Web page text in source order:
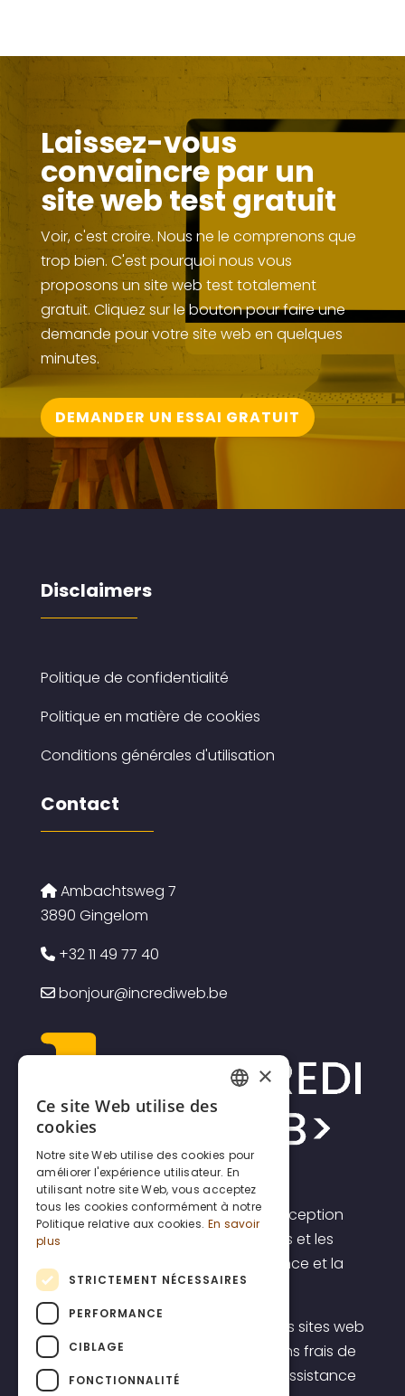
Laissez-vous
convaincre par un
site web test gratuit
Voir, c'est croire. Nous ne le comprenons que
trop bien. C'est pourquoi nous vous
proposons un site web test totalement
gratuit. Cliquez sur le bouton pour faire une
demande pour votre site web en quelques
minutes.
DEMANDER UN ESSAI GRATUIT
Disclaimers
Politique de confidentialité
Politique en matière de cookies
Conditions générales d'utilisation
Contact
Ambachtsweg 7
3890 Gingelom
+32 11 49 77 40
bonjour@incrediweb.be
Incrediweb est une agence de conception
de sites web pour les indépendants et les
PME. Nous croyons en la transparence et la
prévisibilité.
C'est pourquoi nous proposons des sites web
à un prix forfaitaire transparent, sans frais de
démarrage élevés, y compris une assistance
DUTCH
ENGLISH
×
Ce site Web utilise des
cookies
Notre site Web utilise des cookies pour
améliorer l'expérience utilisateur. En
utilisant notre site Web, vous acceptez
tous les cookies conformément à notre
Politique relative aux cookies. En savoir
plus
STRICTEMENT NÉCESSAIRES
PERFORMANCE
CIBLAGE
FONCTIONNALITÉ